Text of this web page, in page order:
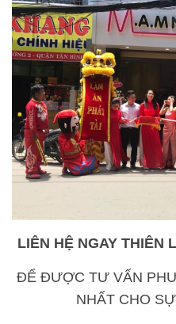
LIÊN HỆ NGAY THIÊN
ĐỂ ĐƯỢC TƯ VẤN
NHẤT CHO